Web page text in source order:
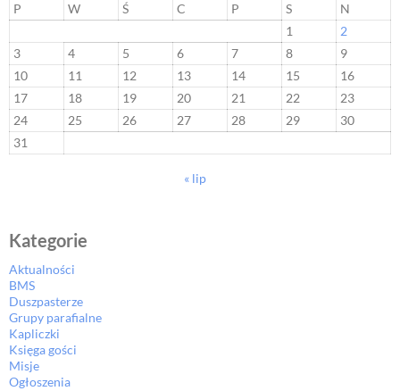
P
W Ś C P S
N
1
2
3
4 5 6 7 8
9
10
11 12 13 14 15
16
17
18 19 20 21 22
23
24
25 26 27 28 29
30
31
« lip
Kategorie
Aktualności
BMS
Duszpasterze
Grupy parafialne
Kapliczki
Księga gości
Misje
Ogłoszenia